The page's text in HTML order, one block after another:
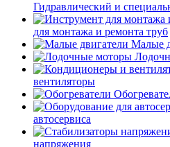
Гидравлический и
для монтажа и ремонта труб
Малые
вентиляторы
автосервиса
напряжения